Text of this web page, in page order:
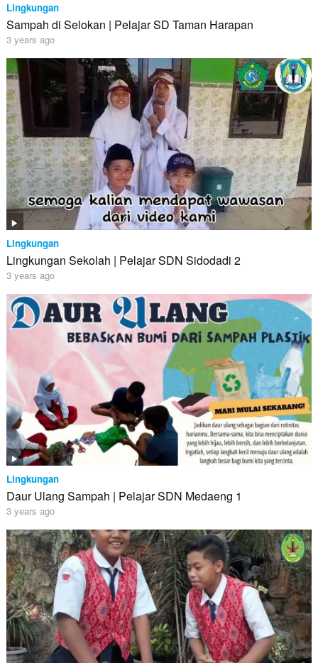
Lingkungan
Sampah di Selokan | Pelajar SD Taman Harapan
3 years ago
Lingkungan
Lingkungan Sekolah | Pelajar SDN Sidodadi 2
3 years ago
Lingkungan
Daur Ulang Sampah | Pelajar SDN Medaeng 1
3 years ago